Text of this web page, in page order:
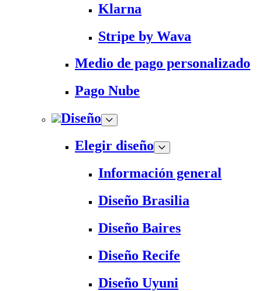
Klarna
Stripe by Wava
Medio de pago personalizado
Pago Nube
Diseño
Elegir diseño
Información general
Diseño Brasilia
Diseño Baires
Diseño Recife
Diseño Uyuni